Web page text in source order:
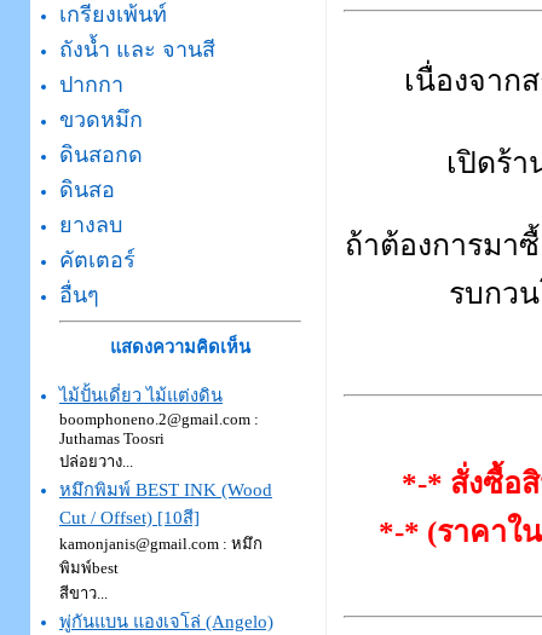
เกรียงเพ้นท์
ถังน้ำ และ จานสี
ปากกา
ขวดหมึก
ดินสอกด
ดินสอ
ยางลบ
คัตเตอร์
อื่นๆ
แสดงความคิดเห็น
ไม้ปั้นเดี่ยว ไม้แต่งดิน
boomphoneno.2@gmail.com :
Juthamas Toosri
ปล่อยวาง...
หมึกพิมพ์ BEST INK (Wood
Cut / Offset) [10สี]
kamonjanis@gmail.com : หมึก
พิมพ์best
สีขาว...
พู่กันแบน แองเจโล่ (Angelo)
เนื่องจา
เปิดร้
ถ้าต้องการมา
รบกว
*-* สั่งซื้อ
*-* (ราคาใ